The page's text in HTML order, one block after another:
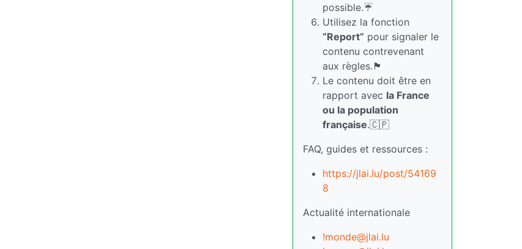
possible.☔
Utilisez la fonction
“Report” pour signaler le
contenu contrevenant
aux règles.🏴
Le contenu doit être en
rapport avec la France
ou la population
française.🇨🇵
FAQ, guides et ressources :
https://jlai.lu/post/54169
8
Actualité internationale
!monde@jlai.lu